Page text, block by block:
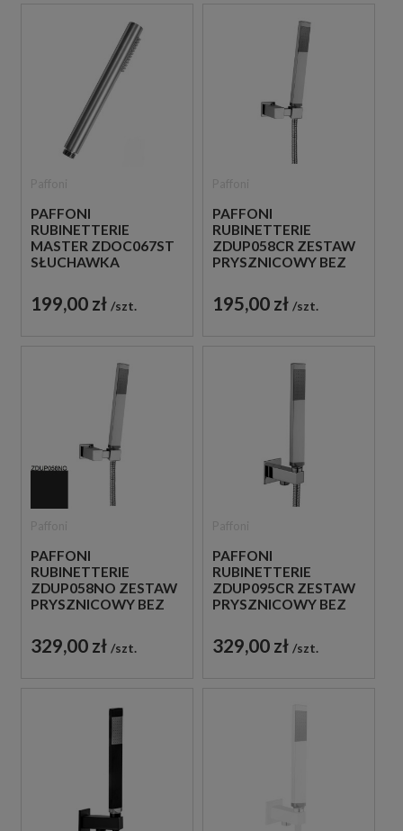
PAFFONI
RUBINETTERIE
MASTER ZDOC067ST
SŁUCHAWKA
SZCZOTKOWANA
199,00 zł szt.
PAFFONI
RUBINETTERIE
ZDUP058CR ZESTAW
PRYSZNICOWY BEZ
195,00 zł szt.
PAFFONI
RUBINETTERIE
ZDUP058NO ZESTAW
PRYSZNICOWY BEZ
329,00 zł szt.
PAFFONI
RUBINETTERIE
ZDUP095CR ZESTAW
PRYSZNICOWY BEZ
329,00 zł szt.